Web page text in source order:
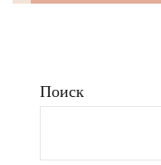
Поиск